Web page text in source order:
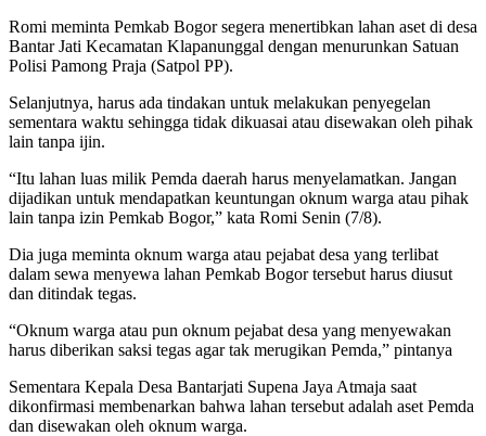
Romi meminta Pemkab Bogor segera menertibkan lahan aset di desa
Bantar Jati Kecamatan Klapanunggal dengan menurunkan Satuan
Polisi Pamong Praja (Satpol PP).
Selanjutnya, harus ada tindakan untuk melakukan penyegelan
sementara waktu sehingga tidak dikuasai atau disewakan oleh pihak
lain tanpa ijin.
“Itu lahan luas milik Pemda daerah harus menyelamatkan. Jangan
dijadikan untuk mendapatkan keuntungan oknum warga atau pihak
lain tanpa izin Pemkab Bogor,” kata Romi Senin (7/8).
Dia juga meminta oknum warga atau pejabat desa yang terlibat
dalam sewa menyewa lahan Pemkab Bogor tersebut harus diusut
dan ditindak tegas.
“Oknum warga atau pun oknum pejabat desa yang menyewakan
harus diberikan saksi tegas agar tak merugikan Pemda,” pintanya
Sementara Kepala Desa Bantarjati Supena Jaya Atmaja saat
dikonfirmasi membenarkan bahwa lahan tersebut adalah aset Pemda
dan disewakan oleh oknum warga.